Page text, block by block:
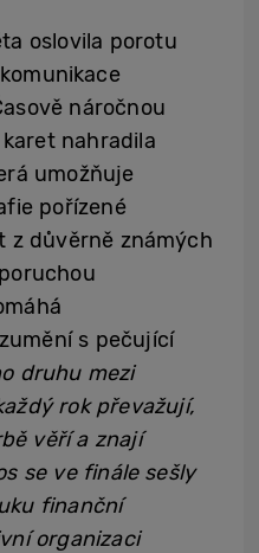
oslovila porotu
náročnou
nahradila
umožňuje
pořízené
z důvěrně známých
s pečující
druhu mezi
rok převažují,
věří a znají
se ve finále sešly
finanční
organizaci